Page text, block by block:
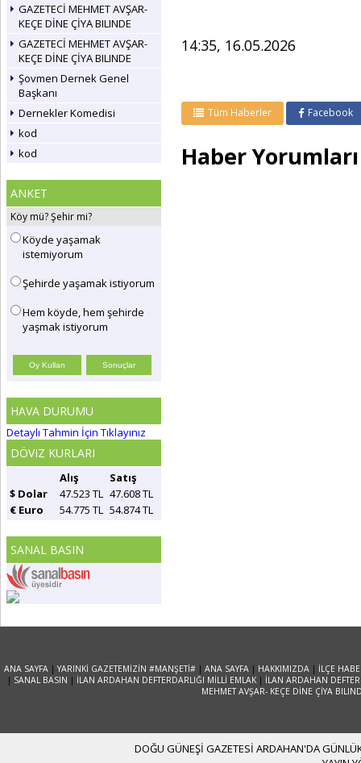
GAZETECİ MEHMET AVŞAR-
KEÇE DİNE ÇİYA BILINDE
GAZETECİ MEHMET AVŞAR-
KEÇE DİNE ÇİYA BILINDE
Şovmen Dernek Genel
Başkanı
Dernekler Komedisi
kod
kod
ANKET
Köy mü? Şehir mi?
Köyde yaşamak
istemiyorum
Şehirde yaşamak istiyorum
Hem köyde, hem şehirde
yaşmak istiyorum
HAVA DURUMU
Detaylı Tahmin İçin Tıklayınız
DÖVIZ KURLARI
Alış
Satış
$ Dolar
47.523 TL 47.608 TL
€ Euro
54.775 TL 54.874 TL
SANAL BASIN
14:35, 16.05.2026
Tüm Haberler Facebook
Haber Yorumları
ANA SAYFA |YARINKİ GAZETEMİZİN #MANŞETİ# |ANA SAYFA | HAKKIMIZDA | İLÇE
| SANAL BASIN | İLAN ARDAHAN DEFTERDARLIĞI MİLLİ EMLAK | İLAN ARDAHAN
MEHMET AVŞAR- KEÇE DİNE ÇİYA
DOĞU GÜNEŞİ GAZETESİ ARDAHAN'DA